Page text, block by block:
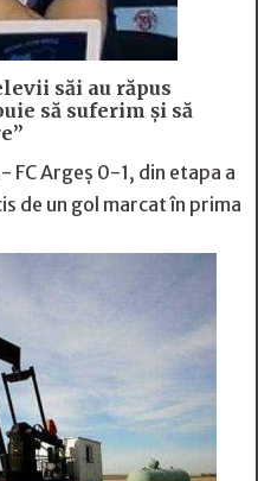
săi au răpus
să suferim şi să
FC Argeș 0-1, din etapa a
de un gol marcat în prima